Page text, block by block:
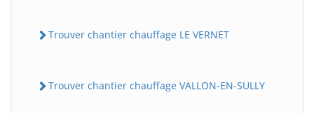
Trouver chantier chauffage LE VERNET
Trouver chantier chauffage VALLON-EN-SULLY